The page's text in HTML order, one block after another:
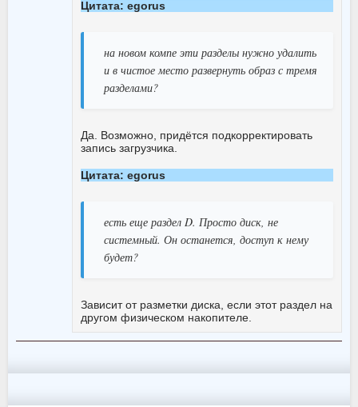
Цитата: egorus
на новом компе эти разделы нужно удалить
и в чистое место развернуть образ с тремя
разделами?
Да. Возможно, придётся подкорректировать
запись загрузчика.
Цитата: egorus
есть еще раздел D. Просто диск, не
системный. Он останется, доступ к нему
будет?
Зависит от разметки диска, если этот раздел на
другом физическом накопителе.